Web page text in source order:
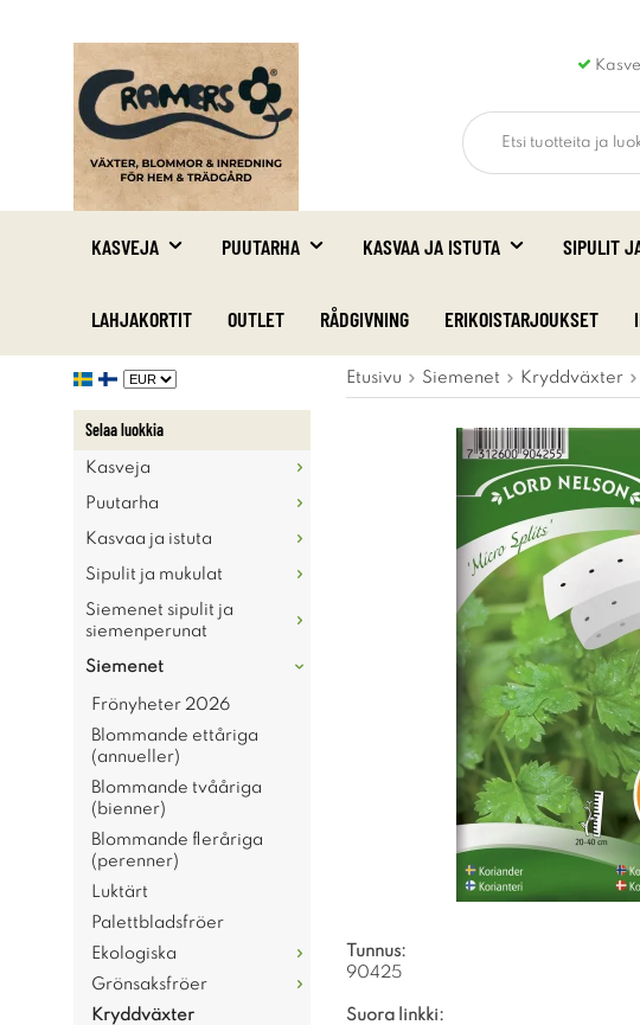
KASVEJA PUUTARHA KASVAA JA ISTUTA SIPULIT
LAHJAKORTIT OUTLET RÅDGIVNING ERIKOISTARJOUKSET
Selaa luokkia
Kasveja
Puutarha
Kasvaa ja istuta
Sipulit ja mukulat
Siemenet sipulit ja
siemenperunat
Siemenet
Frönyheter 2026
Blommande ettåriga
(annueller)
Blommande tvååriga
(bienner)
Blommande fleråriga
(perenner)
Luktärt
Palettbladsfröer
Ekologiska
Grönsaksfröer
Kryddväxter
Etusivu Siemenet Kryddväxter
Tunnus:
90425
Suora linkki: